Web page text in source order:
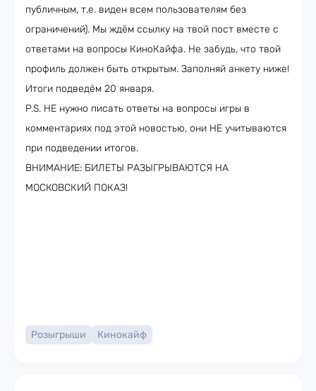
публичным, т.е. виден всем пользователям без
ограничений). Мы ждём ссылку на твой пост вместе с
ответами на вопросы КиноКайфа. Не забудь, что твой
профиль должен быть открытым. Заполняй анкету ниже!
Итоги подведём 20 января.
P.S. НЕ нужно писать ответы на вопросы игры в
комментариях под этой новостью, они НЕ учитываются
при подведении итогов.
ВНИМАНИЕ: БИЛЕТЫ РАЗЫГРЫВАЮТСЯ НА
МОСКОВСКИЙ ПОКАЗ!
Розыгрыши Кинокайф